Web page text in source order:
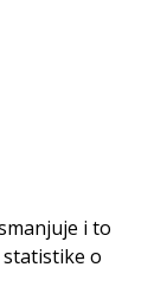
i to
o